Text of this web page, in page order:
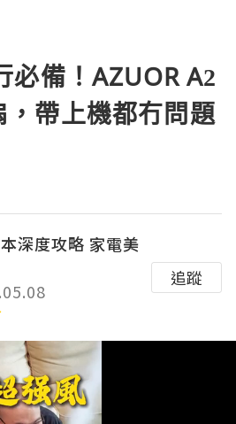
備！AZUOR A2
帶上機都冇問題
深度攻略 家電美
追蹤